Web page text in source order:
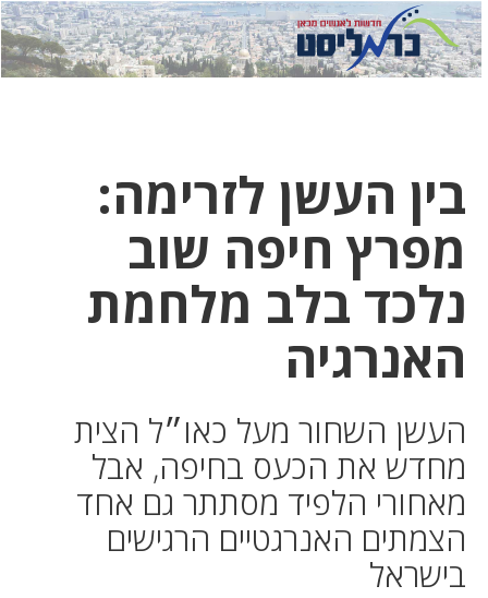
לחץ
כאן
לחץ
כדי
בין העשן לזרימה:
מפרץ חיפה שוב
נלכד בלב מלחמת
האנרגיה
העשן השחור מעל כאו״ל הצית
מחדש את הכעס בחיפה, אבל
מאחורי הלפיד מסתתר גם אחד
הצמתים האנרגטיים הרגישים
בישראל